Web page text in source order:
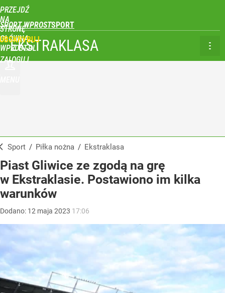
PRZEJDŹ
NA
STRONĘ
GŁÓWNĄ
WPROST.PL
SPORT WPROST
ZALOGUJ
EKSTRAKLASA
Sport / Piłka nożna / Ekstraklasa
Piast Gliwice ze zgodą na grę
w Ekstraklasie. Postawiono im kilka
warunków
Dodano: 12 maja 2023 17:06